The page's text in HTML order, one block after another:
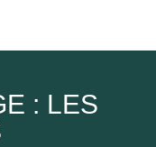
: LES